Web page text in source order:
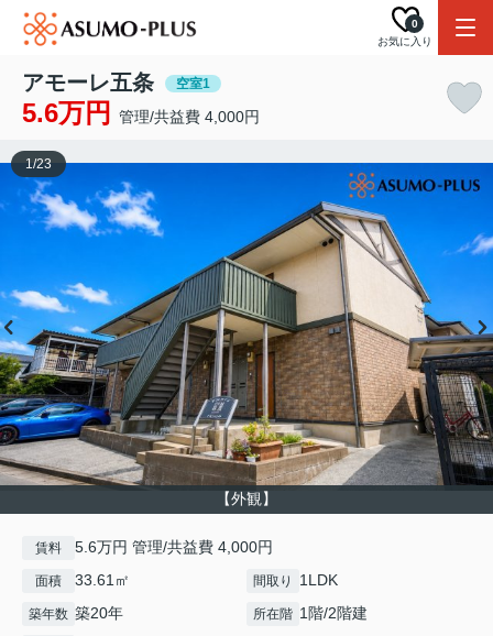
お気に入り
0
アモーレ五条 空室1
5.6万円 管理/共益費 4,000円
【外観】
1/23
賃料 5.6万円 管理/共益費 4,000円
面積 33.61㎡ 間取り 1LDK
築年数 築20年 所在階 1階/2階建